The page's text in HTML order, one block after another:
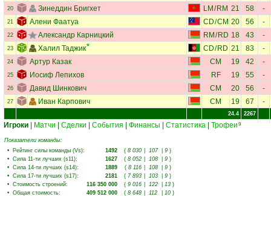
20 Зинеддин Бригхет LM / RM 21 58 -
21 Алени Фаатуа CD/CM 20 56 -
22 Александр Карницкий RM /RD 18 43 -
23 Халил Таджик CD/ RD 21 83 -
24 Артур Казак CM 19 42 -
25 Иосиф Лепихов RF 19 55 -
26 Давид Шинкович CM 20 56 -
27 Иван Карпович CM 19 67 -
24.4 2267
Игроки Матчи Сделки События Финансы Статистика Трофеи 9
Показатели команды:
• Рейтинг силы команды (Vs): 1492 ( 8 030 107 9 )
• Сила 11-ти лучших (s11): 1627 ( 8 052 108 9 )
• Сила 14-ти лучших (s14): 1889 ( 8 116 108 9 )
• Сила 17-ти лучших (s17): 2181 ( 7 893 103 9 )
• Стоимость строений: 116 350 000 ( 9 016 122 13 )
• Общая стоимость: 409 512 000 ( 8 648 112 10 )